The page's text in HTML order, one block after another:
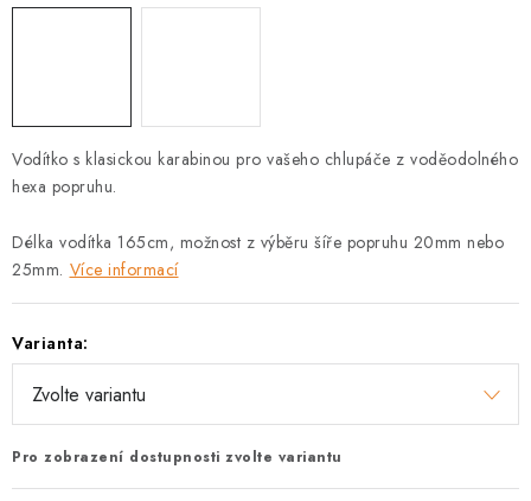
Výměna, vrácení a reklamace
FAQ
Vodítko s klasickou karabinou pro vašeho chlupáče z voděodolného
hexa popruhu.
Délka vodítka 165cm, možnost z výběru šíře popruhu 20mm nebo
25mm. Více informací
Varianta:
Pro zobrazení dostupnosti zvolte variantu